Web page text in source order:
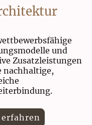
und
Zusatzleistungen
nachhaltige,